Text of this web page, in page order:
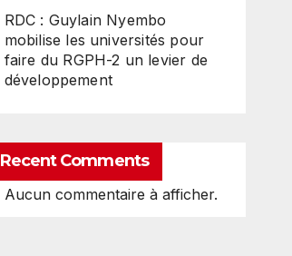
RDC : Guylain Nyembo
mobilise les universités pour
faire du RGPH-2 un levier de
développement
Recent Comments
Aucun commentaire à afficher.